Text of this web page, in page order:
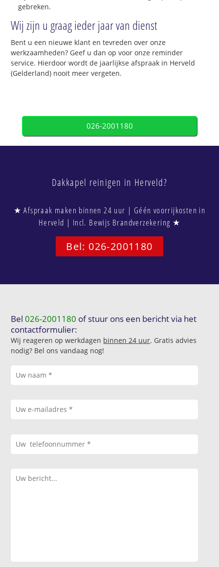
gebreken.
Wij zijn u graag ieder jaar van dienst
Bent u een nieuwe klant en tevreden over onze
werkzaamheden? Geef u dan op voor onze reminder
service. Hierdoor wordt de jaarlijkse afspraak in Herveld
(Gelderland) nooit meer vergeten.
026-2001180
Dakkapel reinigen in Herveld?
★ Afspraak maken binnen 24 uur | Géén voorrijkosten in
Herveld | Incl. Bewijs Brandverzekering ★
Bel: 026-2001180
Bel026-2001180 of stuur ons een bericht via het
contactformulier:
Wij reageren op werkdagen binnen 24 uur. Gratis advies
nodig? Bel ons vandaag nog!